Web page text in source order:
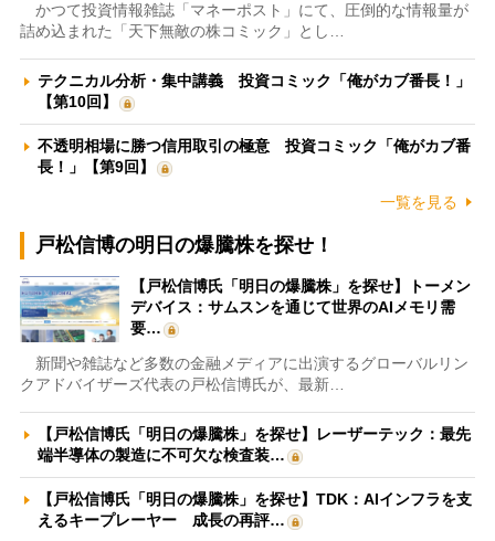
かつて投資情報雑誌「マネーポスト」にて、圧倒的な情報量が
詰め込まれた「天下無敵の株コミック」とし…
テクニカル分析・集中講義 投資コミック「俺がカブ番長！」
【第10回】
不透明相場に勝つ信用取引の極意 投資コミック「俺がカブ番
長！」【第9回】
一覧を見る
戸松信博の明日の爆騰株を探せ！
【戸松信博氏「明日の爆騰株」を探せ】トーメン
デバイス：サムスンを通じて世界のAIメモリ需
要…
新聞や雑誌など多数の金融メディアに出演するグローバルリン
クアドバイザーズ代表の戸松信博氏が、最新…
【戸松信博氏「明日の爆騰株」を探せ】レーザーテック：最先
端半導体の製造に不可欠な検査装…
【戸松信博氏「明日の爆騰株」を探せ】TDK：AIインフラを支
えるキープレーヤー 成長の再評…